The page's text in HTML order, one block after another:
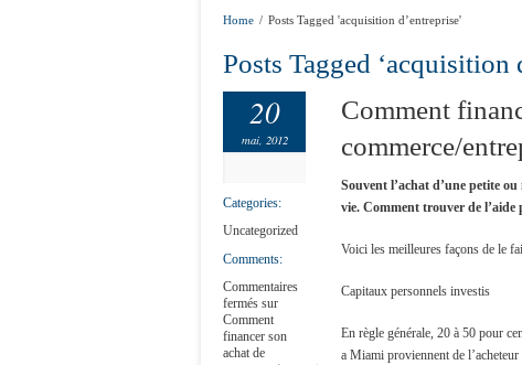
Home / Posts Tagged 'acquisition d’entreprise'
Posts Tagged ‘acquisition
20
mai, 2012
Categories:
Uncategorized
Comments:
Commentaires
fermés sur
Comment
financer son
achat de
Comment
commerce/
Souvent l’achat d’une petite ou
vie. Comment trouver de
Voici les meilleures façons de le
Capitaux personnels investis
En règle générale, 20 à 50 pour
a Miami proviennent de